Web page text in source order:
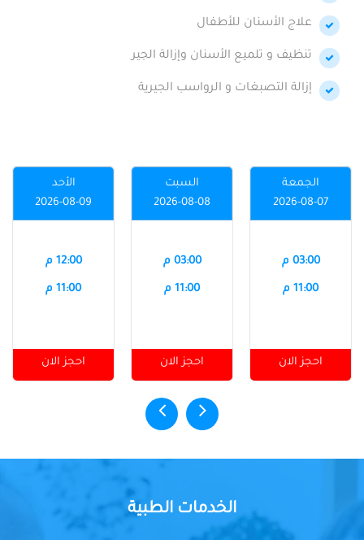
علاج الأسنان للأطفال
تنظيف و تلميع الأسنان وإزالة الجير
إزالة التصبغات و الرواسب الجيرية
الجمعة
2026-08-07
03:00 م
11:00 م
احجز الان
السبت
2026-08-08
03:00 م
11:00 م
احجز الان
الأحد
2026-08-09
12:00 م
11:00 م
احجز الان
الخدمات الطبية